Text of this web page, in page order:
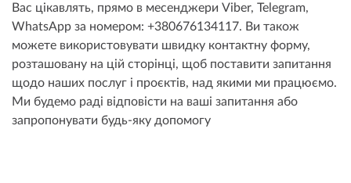
Вас цікавлять, прямо в месенджери Viber, Telegram,
WhatsApp за номером: +380676134117. Ви також
можете використовувати швидку контактну форму,
розташовану на цій сторінці, щоб поставити запитання
щодо наших послуг і проєктів, над якими ми працюємо.
Ми будемо раді відповісти на ваші запитання або
запропонувати будь-яку допомогу